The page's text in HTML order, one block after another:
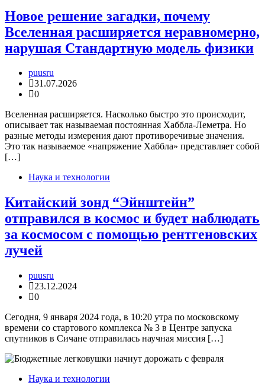
Новое решение загадки, почему
Вселенная расширяется неравномерно,
нарушая Стандартную модель физики
puusru
31.07.2026
0
Вселенная расширяется. Насколько быстро это происходит,
описывает так называемая постоянная Хаббла-Леметра. Но
разные методы измерения дают противоречивые значения.
Это так называемое «напряжение Хаббла» представляет собой
[…]
Наука и технологии
Китайский зонд “Эйнштейн”
отправился в космос и будет наблюдать
за космосом с помощью рентгеновских
лучей
puusru
23.12.2024
0
Сегодня, 9 января 2024 года, в 10:20 утра по московскому
времени со стартового комплекса № 3 в Центре запуска
спутников в Сичане отправилась научная миссия […]
Наука и технологии